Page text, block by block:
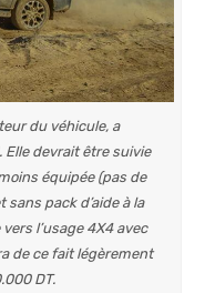
du véhicule, a
devrait être suivie
équipée (pas de
pack d’aide à la
l’usage 4X4 avec
de ce fait légèrement
DT.